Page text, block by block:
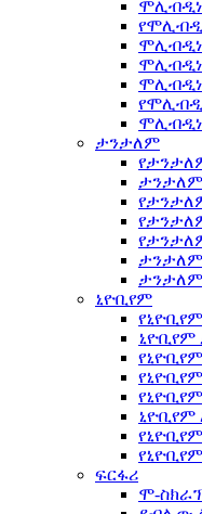
ታንታለም
ኒዮቢየም
ኒዮቢየም
ኒዮቢየም
ፍርፋሪ
ሞ-